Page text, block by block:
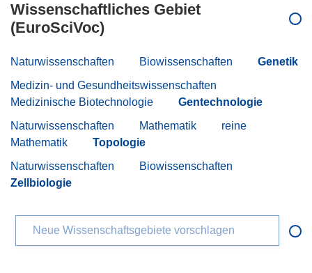
Wissenschaftliches Gebiet
(EuroSciVoc)
Naturwissenschaften Biowissenschaften
Genetik
Medizin- und Gesundheitswissenschaften
Medizinische Biotechnologie
Gentechnologie
Naturwissenschaften
Mathematik
reine
Mathematik
Topologie
Naturwissenschaften
Biowissenschaften
Zellbiologie
Neue Wissenschaftsgebiete vorschlagen